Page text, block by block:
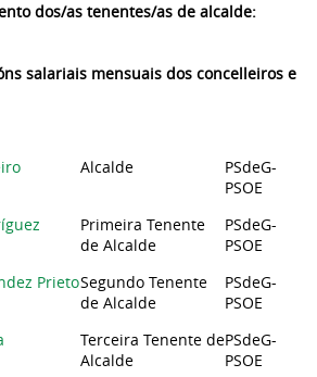
dos/as tenentes/as de alcalde:
salariais mensuais dos concelleiros e
Alcalde
PSdeG-
PSOE
Primeira Tenente
de Alcalde
PSdeG-
PSOE
PrietoSegundo Tenente
de Alcalde
PSdeG-
PSOE
Terceira Tenente de
Alcalde
PSdeG-
PSOE